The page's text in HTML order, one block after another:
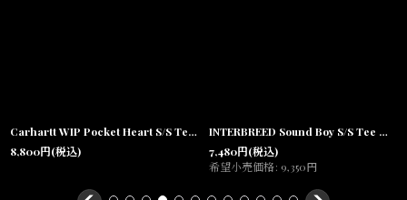
UK4/US6.5(23cm)
UK4.5/US7(23.5cm)
Carhartt WIP Pocket Heart S/S Tee White / Black ポケット ハート ロゴ 半袖Tシャツ ホワイト
8,800円(税込)
INTERBREED Sound Boy S/S Tee 半袖Tシャツ Navy
7,480円(税込)
希望小売価格: 9,350円